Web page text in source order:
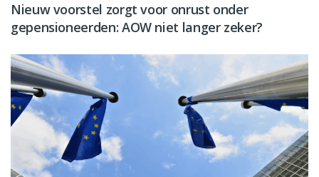
Nieuw voorstel zorgt voor onrust onder
gepensioneerden: AOW niet langer zeker?